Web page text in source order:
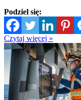
Podziel się:
Czytaj więcej »